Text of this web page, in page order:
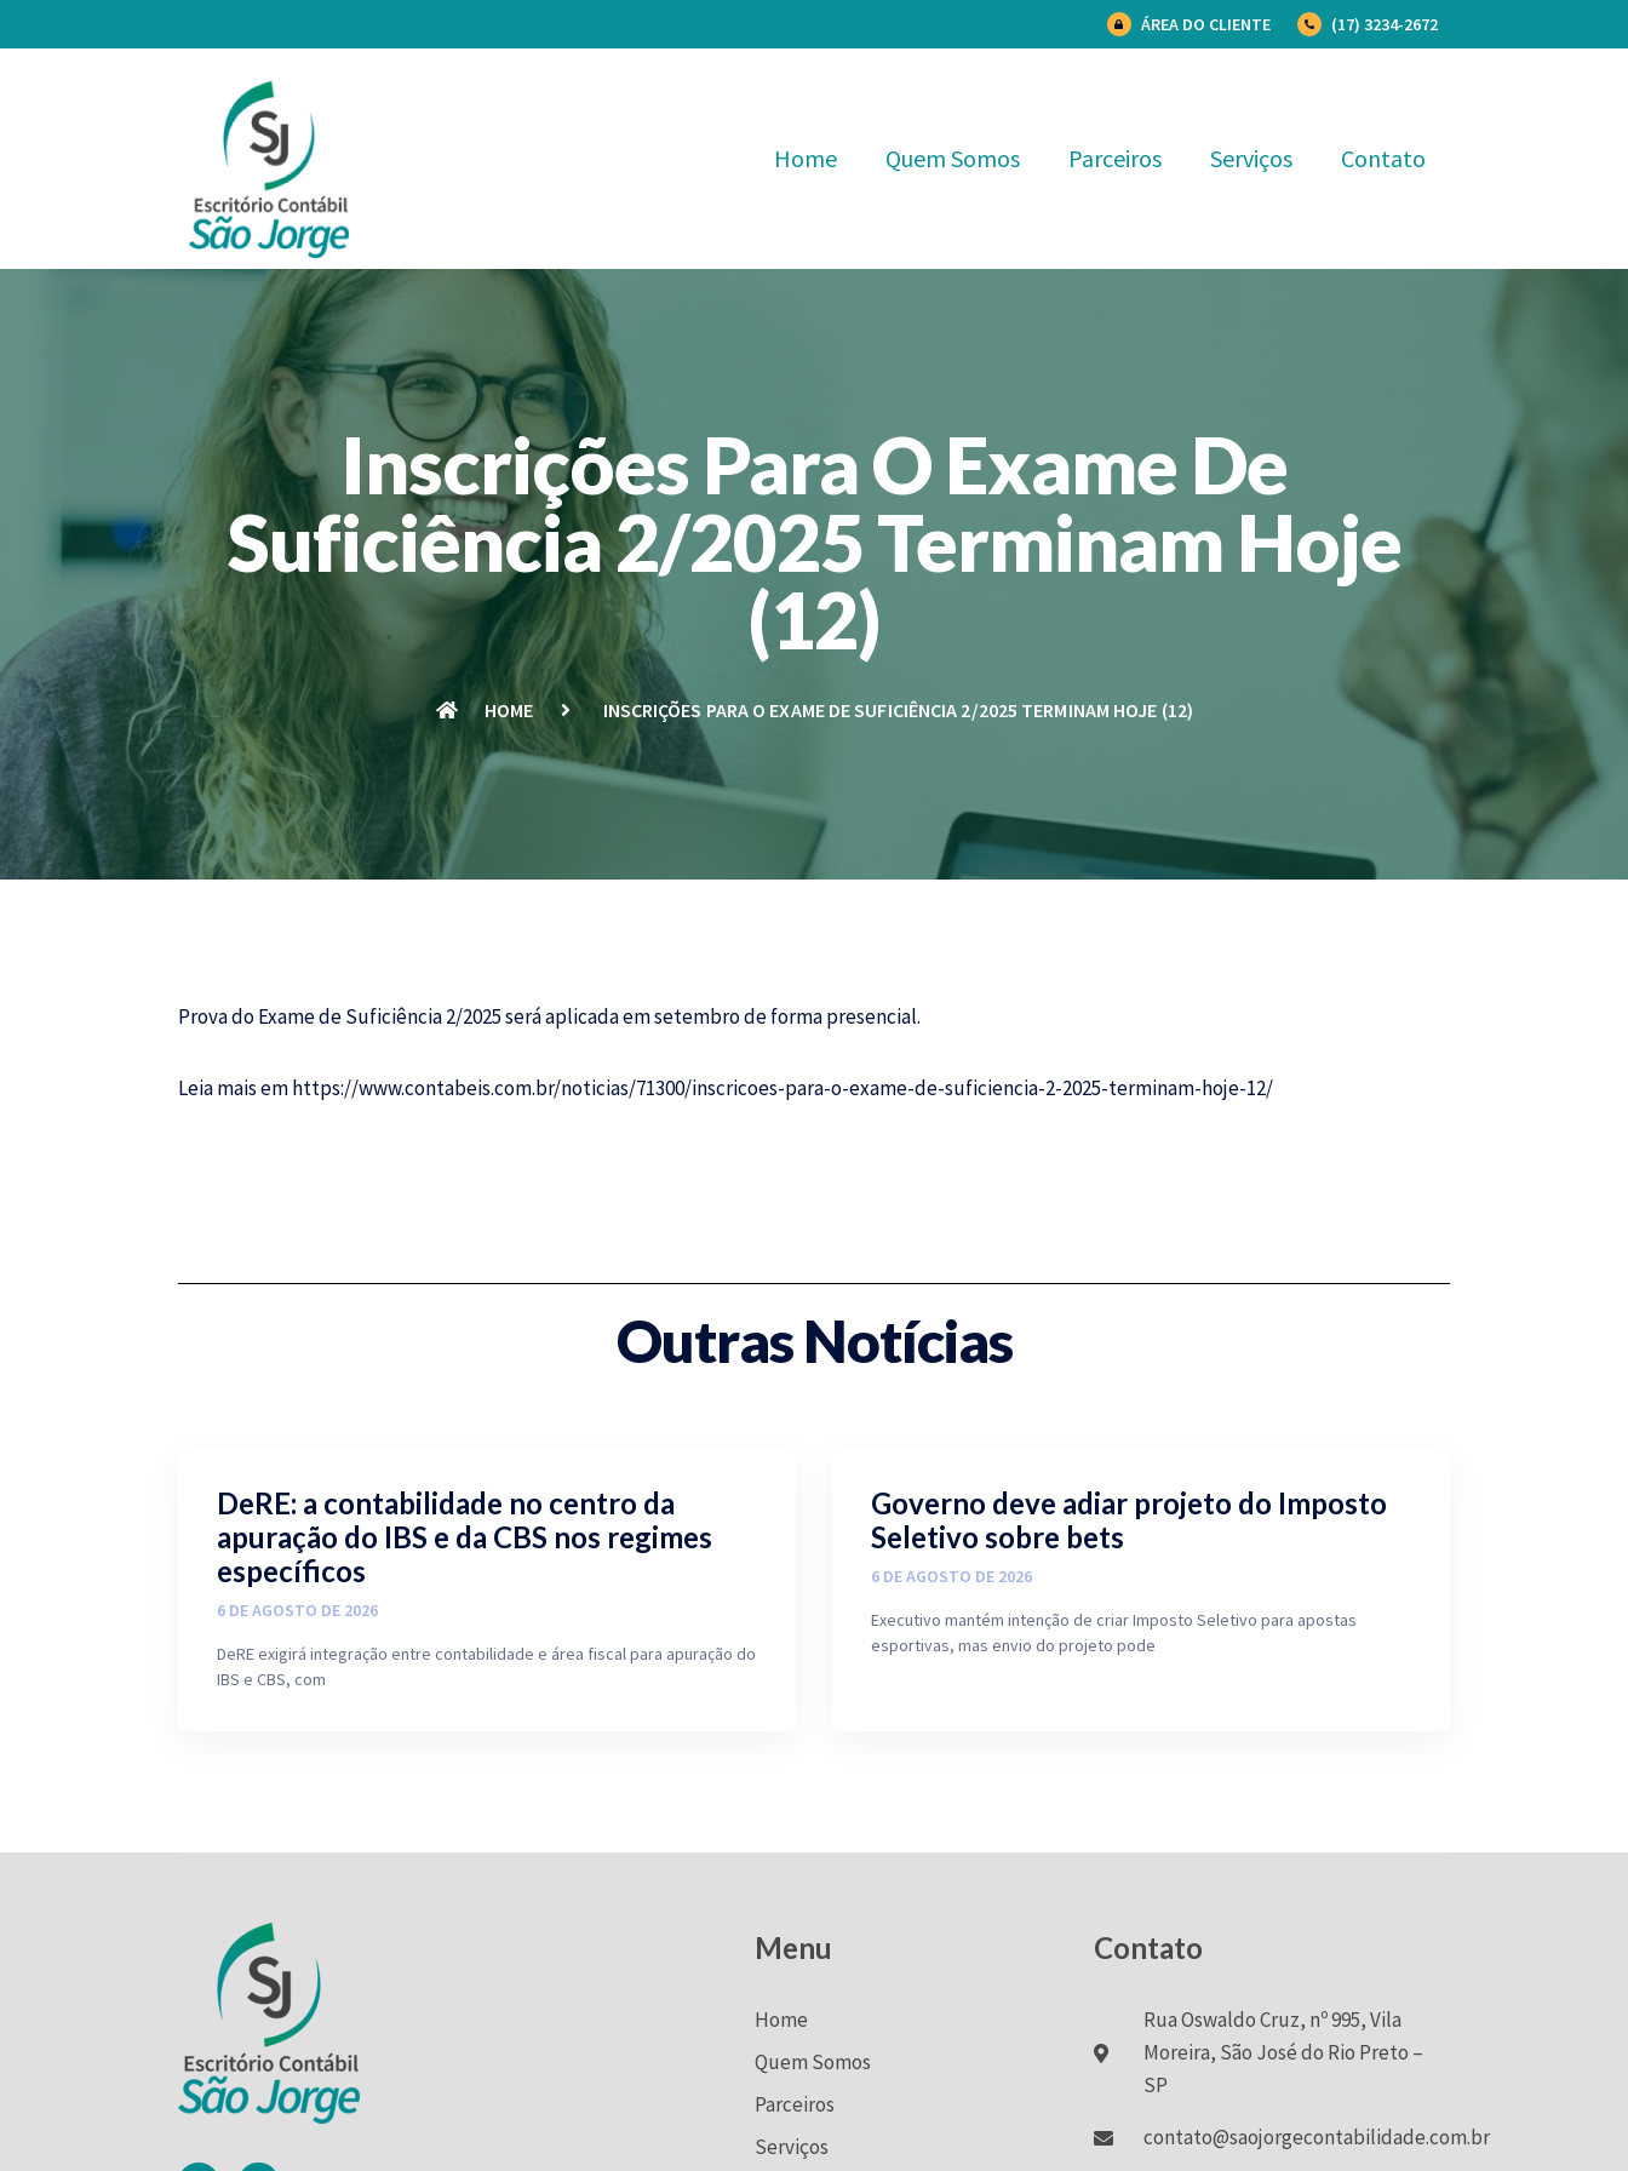
ÁREA DO CLIENTE (17) 3234-2672
Home Quem Somos Parceiros Serviços Contato
Inscrições Para O Exame De
Suficiência 2/2025 Terminam Hoje
(12)
HOME INSCRIÇÕES PARA O EXAME DE SUFICIÊNCIA 2/2025 TERMINAM HOJE (12)
Prova do Exame de Suficiência 2/2025 será aplicada em setembro de forma presencial.
Leia mais emhttps://www.contabeis.com.br/noticias/71300/inscricoes-para-o-exame-de-suficiencia-2-2025-terminam-hoje-12/
Outras Notícias
DeRE: a contabilidade no centro da
apuração do IBS e da CBS nos regimes
específicos
6 DE AGOSTO DE 2026
DeRE exigirá integração entre contabilidade e área fiscal para apuração do
IBS e CBS, com
Governo deve adiar projeto do Imposto
Seletivo sobre bets
6 DE AGOSTO DE 2026
Executivo mantém intenção de criar Imposto Seletivo para apostas
esportivas, mas envio do projeto pode
Menu
Home
Quem Somos
Parceiros
Serviços
Contato
Rua Oswaldo Cruz, nº 995, Vila
Moreira, São José do Rio Preto –
SP
contato@saojorgecontabilidade.com.br